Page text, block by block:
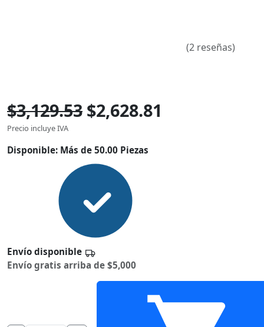
(2 reseñas)
$3,129.53 $2,628.81
Precio incluye IVA
Disponible: Más de 50.00 Piezas
Envío disponible
Envío gratis arriba de $5,000